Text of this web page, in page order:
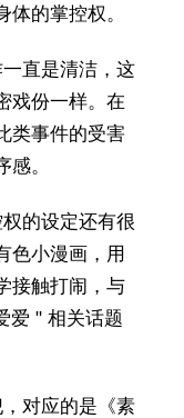
的掌控权。
直是清洁，这
戏份一样。在
类事件的受害
。
的设定还有很
色小漫画，用
接触打闹，与
爱 " 相关话题
对应的是《素